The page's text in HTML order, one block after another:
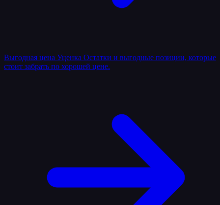
Выгодная цена Уценка Остатки и выгодные позиции, которые
стоит забрать по хорошей цене.